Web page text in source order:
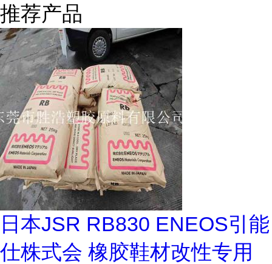
推荐产品
日本JSR RB830 ENEOS引能
仕株式会 橡胶鞋材改性专用